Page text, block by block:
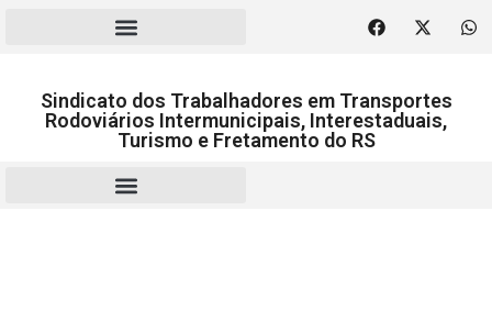
Sindicato dos Trabalhadores em Transportes
Rodoviários Intermunicipais, Interestaduais,
Turismo e Fretamento do RS